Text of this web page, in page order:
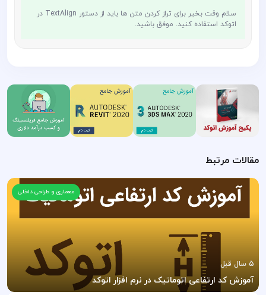
سلام وقت بخیر برای تراز کردن متن ها باید از دستور TextAlign در
اتوکد استفاده کنید. موفق باشید.
مقالات مرتبط
معماری و طراحی داخلی
5 سال قبل
آموزش کد ارتفاعی اتوماتیک در نرم افزار اتوکد